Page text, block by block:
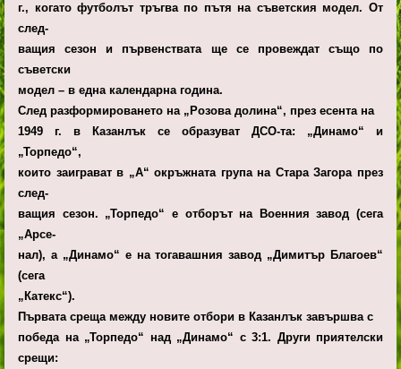
г., когато футболът тръгва по пътя на съветския модел. От
след-
ващия сезон и първенствата ще се провеждат също по
съветски
модел – в една календарна година.
След разформироването на „Розова долина“, през есента на
1949 г. в Казанлък се образуват ДСО-та: „Динамо“ и
„Торпедо“,
които заиграват в „А“ окръжната група на Стара Загора през
след-
ващия сезон. „Торпедо“ е отборът на Военния завод (сега
„Арсе-
нал), а „Динамо“ е на тогавашния завод „Димитър Благоев“
(сега
„Катекс“).
Първата среща между новите отбори в Казанлък завършва с
победа на „Торпедо“ над „Динамо“ с 3:1. Други приятелски
срещи: